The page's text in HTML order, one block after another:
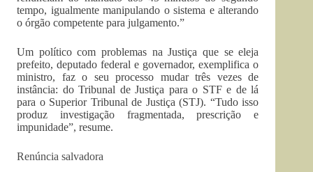
tempo, igualmente manipulando o sistema e alterando
o órgão competente para julgamento.”
Um político com problemas na Justiça que se eleja
prefeito, deputado federal e governador, exemplifica o
ministro, faz o seu processo mudar três vezes de
instância: do Tribunal de Justiça para o STF e de lá
para o Superior Tribunal de Justiça (STJ). “Tudo isso
produz investigação fragmentada, prescrição e
impunidade”, resume.
Renúncia salvadora